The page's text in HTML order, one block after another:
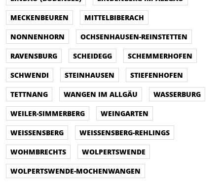
MECKENBEUREN
MITTELBIBERACH
NONNENHORN
OCHSENHAUSEN-REINSTETTEN
RAVENSBURG
SCHEIDEGG
SCHEMMERHOFEN
SCHWENDI
STEINHAUSEN
STIEFENHOFEN
TETTNANG
WANGEN IM ALLGÄU
WASSERBURG
WEILER-SIMMERBERG
WEINGARTEN
WEISSENSBERG
WEISSENSBERG-REHLINGS
WOHMBRECHTS
WOLPERTSWENDE
WOLPERTSWENDE-MOCHENWANGEN